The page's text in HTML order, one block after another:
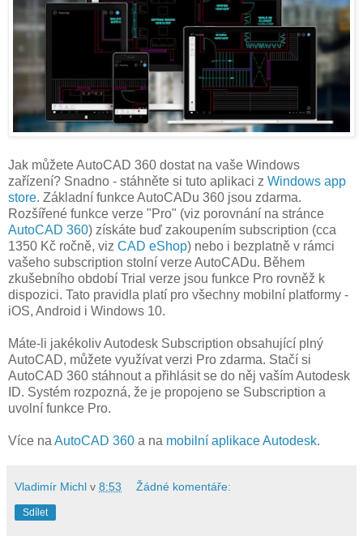
Jak můžete AutoCAD 360 dostat na vaše Windows
zařízení? Snadno - stáhněte si tuto aplikaci z Windows app
store. Základní funkce AutoCADu 360 jsou zdarma.
Rozšířené funkce verze "Pro" (viz porovnání na stránce
AutoCAD 360) získáte buď zakoupením subscription (cca
1350 Kč ročně, viz CAD eShop) nebo i bezplatně v rámci
vašeho subscription stolní verze AutoCADu. Během
zkušebního období Trial verze jsou funkce Pro rovněž k
dispozici. Tato pravidla platí pro všechny mobilní platformy -
iOS, Android i Windows 10.
Máte-li jakékoliv Autodesk Subscription obsahující plný
AutoCAD, můžete využívat verzi Pro zdarma. Stačí si
AutoCAD 360 stáhnout a přihlásit se do něj vaším Autodesk
ID. Systém rozpozná, že je propojeno se Subscription a
uvolní funkce Pro.
Více na AutoCAD 360 a na mobilní aplikace Autodesk.
Vladimír Michl v 8:53 Žádné komentáře:
Sdílet